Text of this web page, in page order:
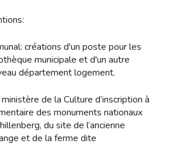
créations d'un poste pour les
municipale et d'un autre
département logement.
de la Culture d’inscription à
des monuments nationaux
du site de l’ancienne
et de la ferme dite